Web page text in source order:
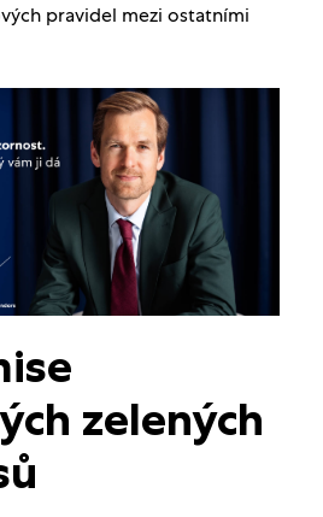
pravidel mezi ostatními
zelených